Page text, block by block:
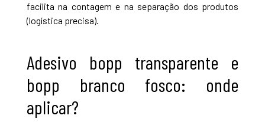
facilita na contagem e na separação dos produtos
(logística precisa).
Adesivo bopp transparente e
bopp branco fosco: onde
aplicar?